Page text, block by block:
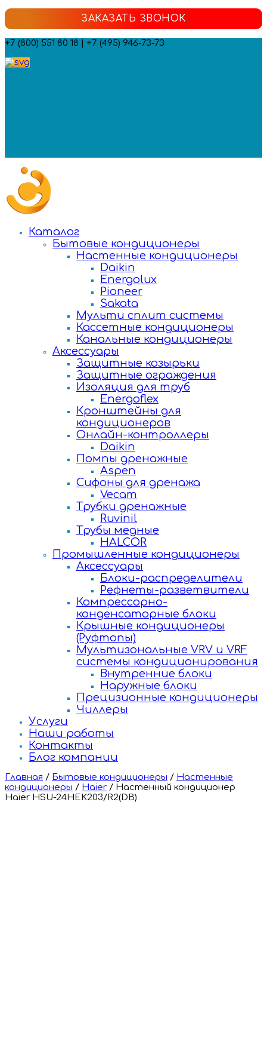
ЗАКАЗАТЬ ЗВОНОК
+7 (800) 551 80 18 | +7 (495) 946-73-73
Каталог
Бытовые кондиционеры
Настенные кондиционеры
Daikin
Energolux
Pioneer
Sakata
Мульти сплит системы
Кассетные кондиционеры
Канальные кондиционеры
Аксессуары
Защитные козырьки
Защитные ограждения
Изоляция для труб
Energoflex
Кронштейны для
кондиционеров
Онлайн-контроллеры
Daikin
Помпы дренажные
Aspen
Сифоны для дренажа
Vecam
Трубки дренажные
Ruvinil
Трубы медные
HALCOR
Промышленные кондиционеры
Аксессуары
Блоки-распределители
Рефнеты-разветвители
Компрессорно-
конденсаторные блоки
Крышные кондиционеры
(Руфтопы)
Мультизональные VRV и VRF
системы кондиционирования
Внутренние блоки
Наружные блоки
Прецизионные кондиционеры
Чиллеры
Услуги
Наши работы
Контакты
Блог компании
Главная / Бытовые кондиционеры / Настенные
кондиционеры / Haier / Настенный кондиционер
Haier HSU-24HEK203/R2(DB)